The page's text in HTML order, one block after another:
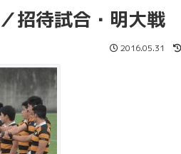
招待試合・明大戦
2016.05.31